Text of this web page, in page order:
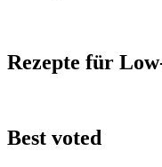
Rezepte für
Best voted